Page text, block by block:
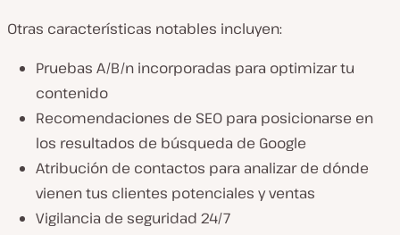
Otras características notables incluyen:
Pruebas A/B/n incorporadas para optimizar tu
contenido
Recomendaciones de SEO para posicionarse en
los resultados de búsqueda de Google
Atribución de contactos para analizar de dónde
vienen tus clientes potenciales y ventas
Vigilancia de seguridad 24/7